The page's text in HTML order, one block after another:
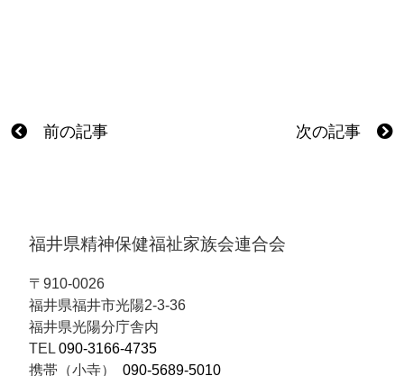
前の記事 次の記事
福井県精神保健福祉家族会連合会
〒910-0026
福井県福井市光陽2-3-36
福井県光陽分庁舎内
TEL 090-3166-4735
携帯（小寺） 090-5689-5010